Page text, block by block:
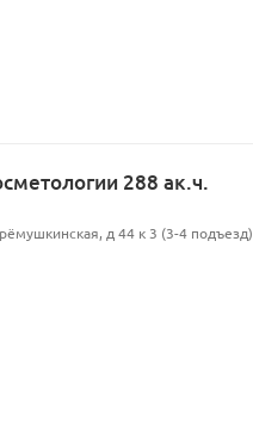
288 ак.ч.
д 44 к 3 (3-4 подъезд)